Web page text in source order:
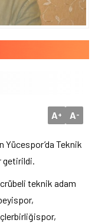
A+ A-
Yücespor’da Teknik
getirildi.
teknik adam